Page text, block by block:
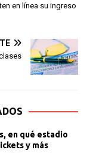
en línea su ingreso
en qué estadio
y más